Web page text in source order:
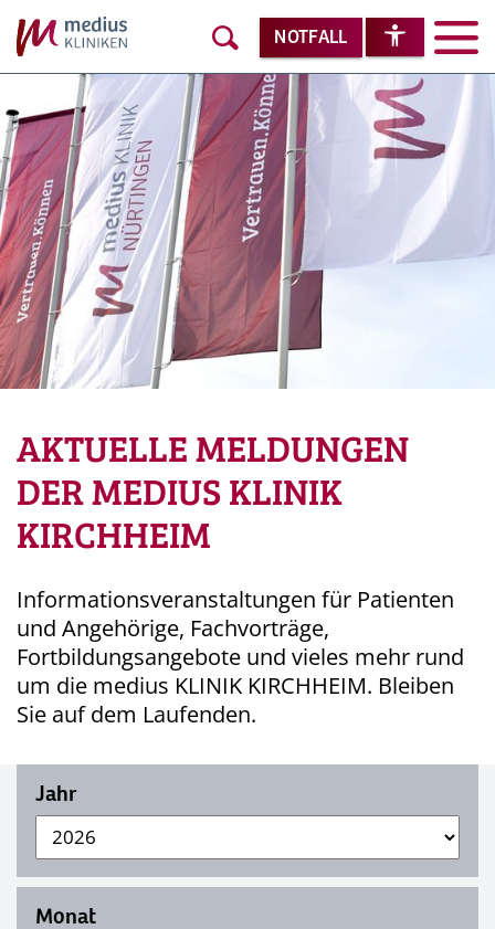
NOTFALL
AKTUELLE MELDUNGEN
DER MEDIUS KLINIK
KIRCHHEIM
Informationsveranstaltungen für Patienten
und Angehörige, Fachvorträge,
Fortbildungsangebote und vieles mehr rund
um die medius KLINIK KIRCHHEIM. Bleiben
Sie auf dem Laufenden.
Jahr
Monat